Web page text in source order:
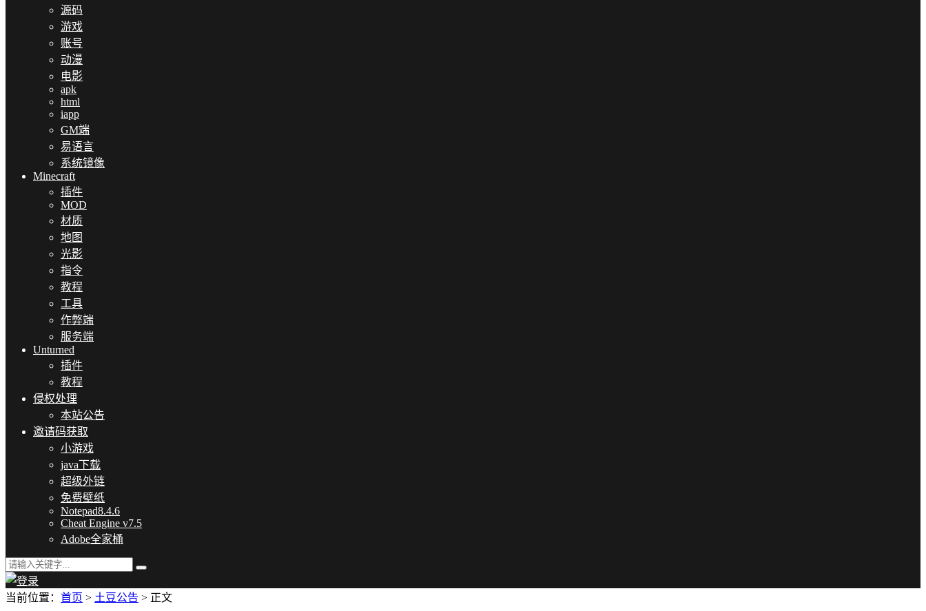
源码
游戏
账号
动漫
电影
apk
html
iapp
GM端
易语言
系统镜像
Minecraft
插件
MOD
材质
地图
光影
指令
教程
工具
作弊端
服务端
Unturned
插件
教程
侵权处理
本站公告
邀请码获取
小游戏
java下载
超级外链
免费壁纸
Notepad8.4.6
Cheat Engine v7.5
Adobe全家桶
当前位置： 首页 > 土豆公告 > 正文